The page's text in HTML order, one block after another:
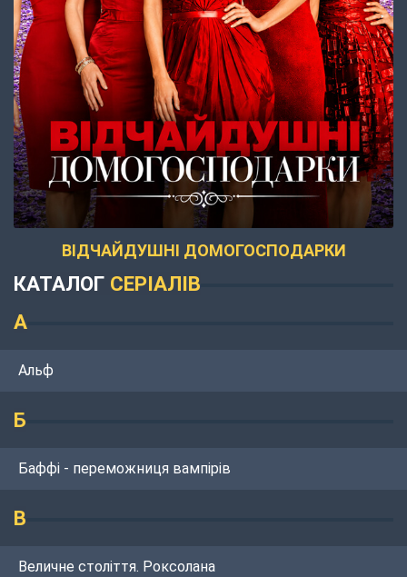
ВІДЧАЙДУШНІ ДОМОГОСПОДАРКИ
КАТАЛОГ СЕРІАЛІВ
А
Альф
Б
Баффі - переможниця вампірів
В
Величне століття. Роксолана